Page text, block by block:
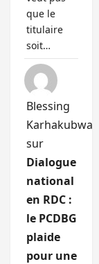
que le
titulaire
soit…
Blessing
Karhakubwa
sur
Dialogue
national
en RDC :
le PCDBG
plaide
pour une